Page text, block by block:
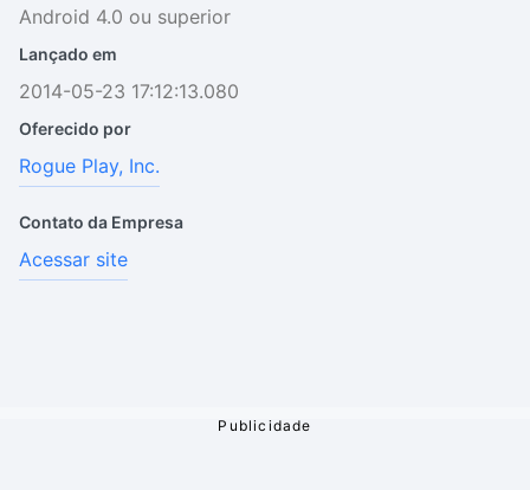
Android 4.0 ou superior
Lançado em
2014-05-23 17:12:13.080
Oferecido por
Rogue Play, Inc.
Contato da Empresa
Acessar site